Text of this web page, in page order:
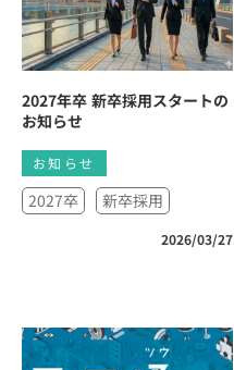
2027年卒 新卒採用スタートの
お知らせ
お知らせ
2027卒 新卒採用
2026/03/27